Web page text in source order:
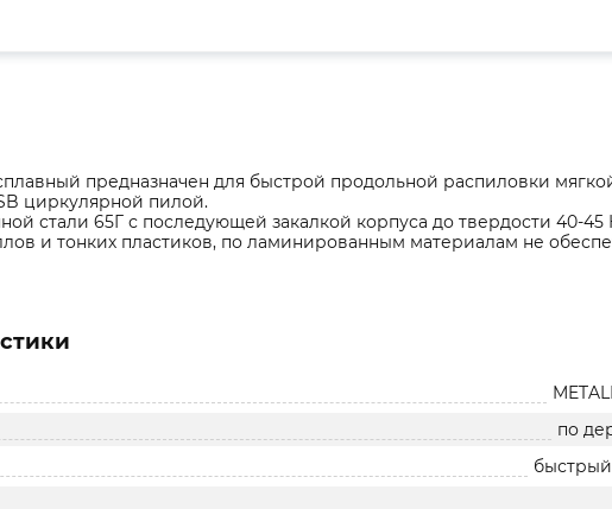
предназначен для быстрой продольной распиловки
циркулярной пилой.
стали 65Г с последующей закалкой корпуса до твердости 40-45
и тонких пластиков, по ламинированным материалам не
по